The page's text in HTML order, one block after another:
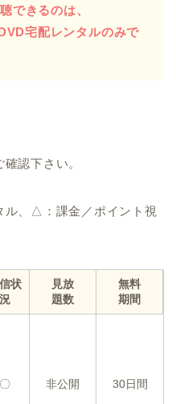
できるのは、
宅配レンタルのみで
認下さい。
ル、△：課金／ポイント視
状
況
見放
題数
無料
期間
〇 非公開 30日間